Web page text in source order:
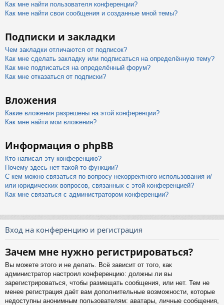
Как мне найти пользователя конференции?
Как мне найти свои сообщения и созданные мной темы?
Подписки и закладки
Чем закладки отличаются от подписок?
Как мне сделать закладку или подписаться на определённую тему?
Как мне подписаться на определённый форум?
Как мне отказаться от подписки?
Вложения
Какие вложения разрешены на этой конференции?
Как мне найти мои вложения?
Информация о phpBB
Кто написал эту конференцию?
Почему здесь нет такой-то функции?
С кем можно связаться по вопросу некорректного использования и/
или юридических вопросов, связанных с этой конференцией?
Как мне связаться с администратором конференции?
Вход на конференцию и регистрация
Зачем мне нужно регистрироваться?
Вы можете этого и не делать. Всё зависит от того, как
администратор настроил конференцию: должны ли вы
зарегистрироваться, чтобы размещать сообщения, или нет. Тем не
менее регистрация даёт вам дополнительные возможности, которые
недоступны анонимным пользователям: аватары, личные сообщения,